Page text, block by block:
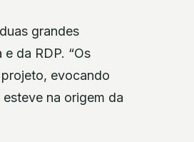
grandes
da RDP. “Os
evocando
na origem da